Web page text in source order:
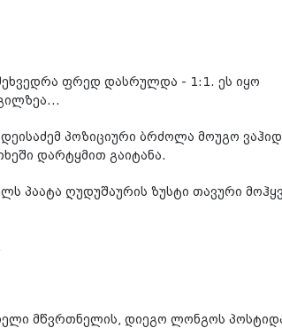
ფრედ დასრულდა - 1:1. ეს იყო
პოზიციური ბრძოლა მოუგო ვაჰიდ
დარტყმით გაიტანა.
პაატა ღუდუშაურის ზუსტი თავური
მწვრთნელის, დიეგო ლონგოს